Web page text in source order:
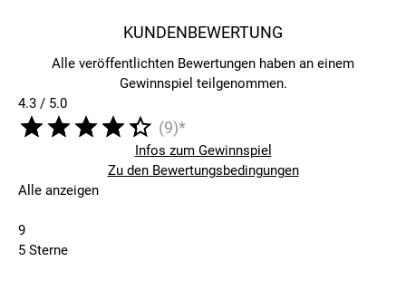
KUNDENBEWERTUNG
Alle veröffentlichten Bewertungen haben an einem
Gewinnspiel teilgenommen.
4.3 / 5.0
(9)*
Infos zum Gewinnspiel
Zu den Bewertungsbedingungen
Alle anzeigen
9
5 Sterne